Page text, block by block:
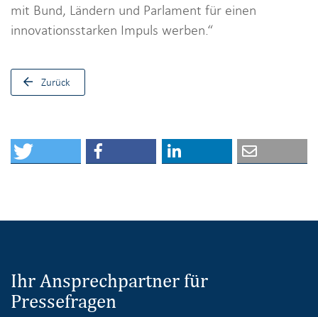
mit Bund, Ländern und Parlament für einen
innovationsstarken Impuls werben.“
Zurück
Ihr Ansprechpartner für
Pressefragen